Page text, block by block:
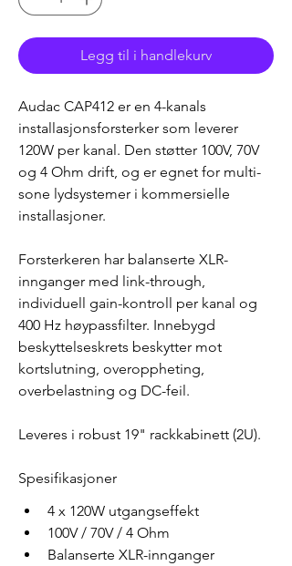
Legg til i handlekurv
Audac CAP412 er en 4-kanals
installasjonsforsterker som leverer
120W per kanal. Den støtter 100V, 70V
og 4 Ohm drift, og er egnet for multi-
sone lydsystemer i kommersielle
installasjoner.
Forsterkeren har balanserte XLR-
innganger med link-through,
individuell gain-kontroll per kanal og
400 Hz høypassfilter. Innebygd
beskyttelseskrets beskytter mot
kortslutning, overoppheting,
overbelastning og DC-feil.
Leveres i robust 19" rackkabinett (2U).
Spesifikasjoner
4 x 120W utgangseffekt
100V / 70V / 4 Ohm
Balanserte XLR-innganger